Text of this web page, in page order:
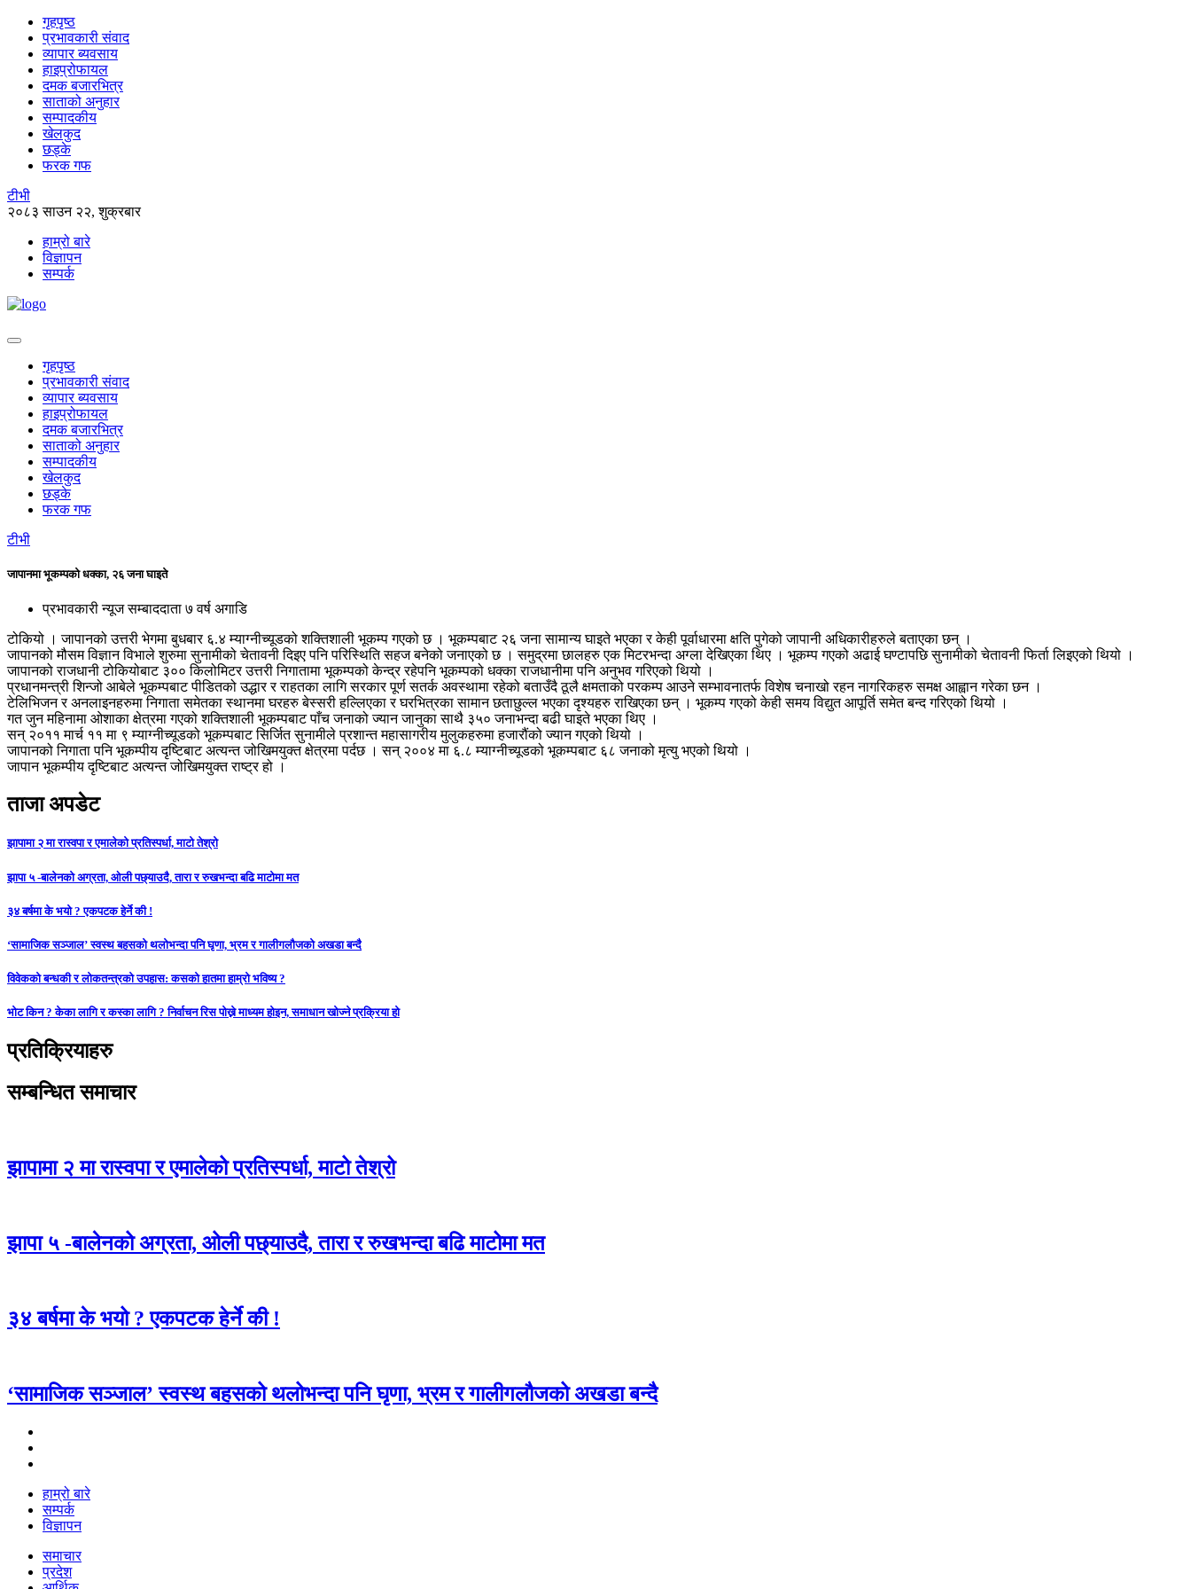
गृहपृष्ठ
प्रभावकारी संवाद
व्यापार ब्यवसाय
हाइप्रोफायल
दमक बजारभित्र
साताको अनुहार
सम्पादकीय
खेलकुद
छड्के
फरक गफ
टीभी
२०८३ साउन २२, शुक्रबार
हाम्रो बारे
विज्ञापन
सम्पर्क
गृहपृष्ठ
प्रभावकारी संवाद
व्यापार ब्यवसाय
हाइप्रोफायल
दमक बजारभित्र
साताको अनुहार
सम्पादकीय
खेलकुद
छड्के
फरक गफ
टीभी
जापानमा भूकम्पको धक्का, २६ जना घाइते
प्रभावकारी न्यूज सम्बाददाता ७ वर्ष अगाडि
टोकियो । जापानको उत्तरी भेगमा बुधबार ६.४ म्याग्नीच्यूडको शक्तिशाली भूकम्प गएको छ । भूकम्पबाट २६ जना सामान्य घाइते भएका र केही पूर्वाधारमा क्षति पुगेको जापानी अधिकारीहरुले बताएका छन् ।
जापानको मौसम विज्ञान विभाले शुरुमा सुनामीको चेतावनी दिइए पनि परिस्थिति सहज बनेको जनाएको छ । समुद्रमा छालहरु एक मिटरभन्दा अग्ला देखिएका थिए । भूकम्प गएको अढाई घण्टापछि सुनामीको चेतावनी फिर्ता लिइएको थियो ।
जापानको राजधानी टोकियोबाट ३०० किलोमिटर उत्तरी निगातामा भूकम्पको केन्द्र रहेपनि भूकम्पको धक्का राजधानीमा पनि अनुभव गरिएको थियो ।
प्रधानमन्त्री शिन्जो आबेले भूकम्पबाट पीडितको उद्धार र राहतका लागि सरकार पूर्ण सतर्क अवस्थामा रहेको बताउँदै ठूलै क्षमताको परकम्प आउने सम्भावनातर्फ विशेष चनाखो रहन नागरिकहरु समक्ष आह्वान गरेका छन ।
टेलिभिजन र अनलाइनहरुमा निगाता समेतका स्थानमा घरहरु बेस्सरी हल्लिएका र घरभित्रका सामान छताछुल्ल भएका दृश्यहरु राखिएका छन् । भूकम्प गएको केही समय विद्युत आपूर्ति समेत बन्द गरिएको थियो ।
गत जुन महिनामा ओशाका क्षेत्रमा गएको शक्तिशाली भूकम्पबाट पाँच जनाको ज्यान जानुका साथै ३५० जनाभन्दा बढी घाइते भएका थिए ।
सन् २०११ मार्च ११ मा ९ म्याग्नीच्यूडको भूकम्पबाट सिर्जित सुनामीले प्रशान्त महासागरीय मुलुकहरुमा हजारौंको ज्यान गएको थियो ।
जापानको निगाता पनि भूकम्पीय दृष्टिबाट अत्यन्त जोखिमयुक्त क्षेत्रमा पर्दछ । सन् २००४ मा ६.८ म्याग्नीच्यूडको भूकम्पबाट ६८ जनाको मृत्यु भएको थियो ।
जापान भूकम्पीय दृष्टिबाट अत्यन्त जोखिमयुक्त राष्ट्र हो ।
ताजा अपडेट
झापामा २ मा रास्वपा र एमालेको प्रतिस्पर्धा, माटो तेश्रो
झापा ५ -बालेनको अग्रता, ओली पछ्याउदै, तारा र रुखभन्दा बढि माटोमा मत
३४ बर्षमा के भयो ? एकपटक हेर्ने की !
‘सामाजिक सञ्जाल’ स्वस्थ बहसको थलोभन्दा पनि घृणा, भ्रम र गालीगलौजको अखडा बन्दै
विवेकको बन्धकी र लोकतन्त्रको उपहास: कसको हातमा हाम्रो भविष्य ?
भोट किन ? केका लागि र कस्का लागि ? निर्वाचन रिस पोख्ने माध्यम होइन, समाधान खोज्ने प्रक्रिया हो
प्रतिक्रियाहरु
सम्बन्धित समाचार
झापामा २ मा रास्वपा र एमालेको प्रतिस्पर्धा, माटो तेश्रो
झापा ५ -बालेनको अग्रता, ओली पछ्याउदै, तारा र रुखभन्दा बढि माटोमा मत
३४ बर्षमा के भयो ? एकपटक हेर्ने की !
‘सामाजिक सञ्जाल’ स्वस्थ बहसको थलोभन्दा पनि घृणा, भ्रम र गालीगलौजको अखडा बन्दै
हाम्रो बारे
सम्पर्क
विज्ञापन
समाचार
प्रदेश